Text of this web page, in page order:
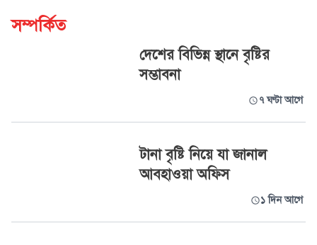
সম্পর্কিত
দেশের বিভিন্ন স্থানে বৃষ্টির
সম্ভাবনা
৭ ঘণ্টা আগে
টানা বৃষ্টি নিয়ে যা জানাল
আবহাওয়া অফিস
১ দিন আগে